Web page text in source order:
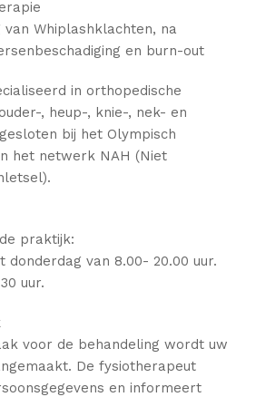
van Whiplashklachten, na
en burn-out
in orthopedische
, heup-, knie-, nek- en
bij het Olympisch
het netwerk NAH (Niet
praktijk:
donderdag van 8.00- 20.00 uur.
uur.
voor de behandeling wordt uw
De fysiotherapeut
en informeert